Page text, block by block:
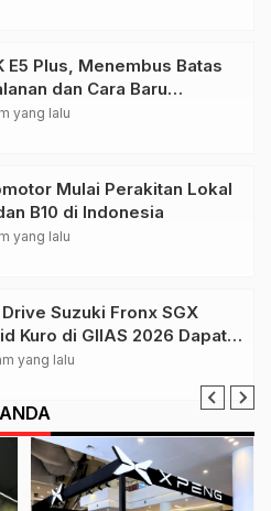
E5 Plus, Menembus Batas
dan Cara Baru
Mobilitas Elektrifikasi
yang lalu
Mulai Perakitan Lokal
B10 di Indonesia
yang lalu
Suzuki Fronx SGX
Kuro di GIIAS 2026 Dapat
Positif
yang lalu